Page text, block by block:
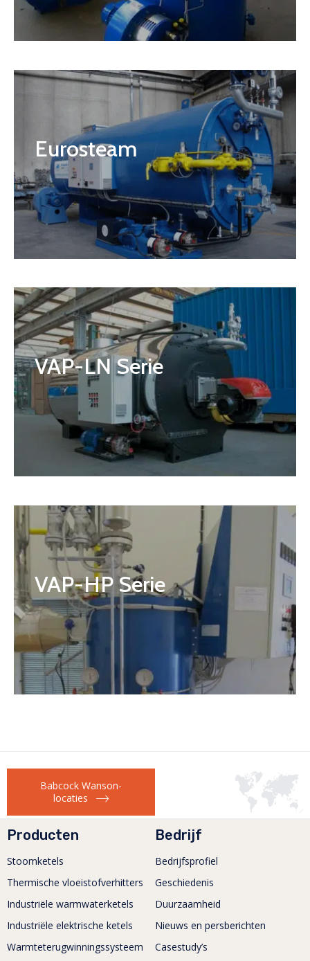
Eurosteam
VAP-LN Serie
VAP-HP Serie
Babcock Wanson-
locaties
Producten
Stoomketels
Thermische vloeistofverhitters
Industriële warmwaterketels
Industriële elektrische ketels
Warmteterugwinningssysteem
Bedrijf
Bedrijfsprofiel
Geschiedenis
Duurzaamheid
Nieuws en persberichten
Casestudy’s